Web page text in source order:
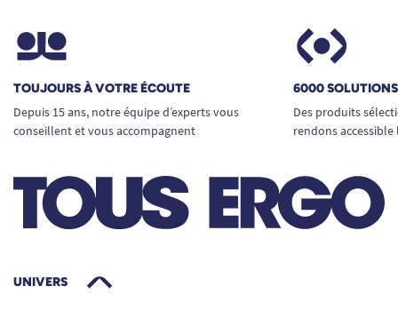
TOUJOURS À VOTRE ÉCOUTE
Depuis 15 ans, notre équipe d’experts vous
conseillent et vous accompagnent
6000
Des produits
rendons
UNIVERS